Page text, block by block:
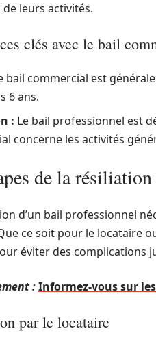
leurs activités.
clés avec le bail
bail commercial est
6 ans.
: Le bail professionnel est
concerne les activités
de la
d’un bail professionnel
ce soit pour le locataire
éviter des complications
:Informez-vous sur
par le locataire